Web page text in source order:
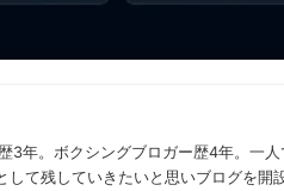
3年。ボクシングブロガー歴4年。一
て残していきたいと思いブログを開